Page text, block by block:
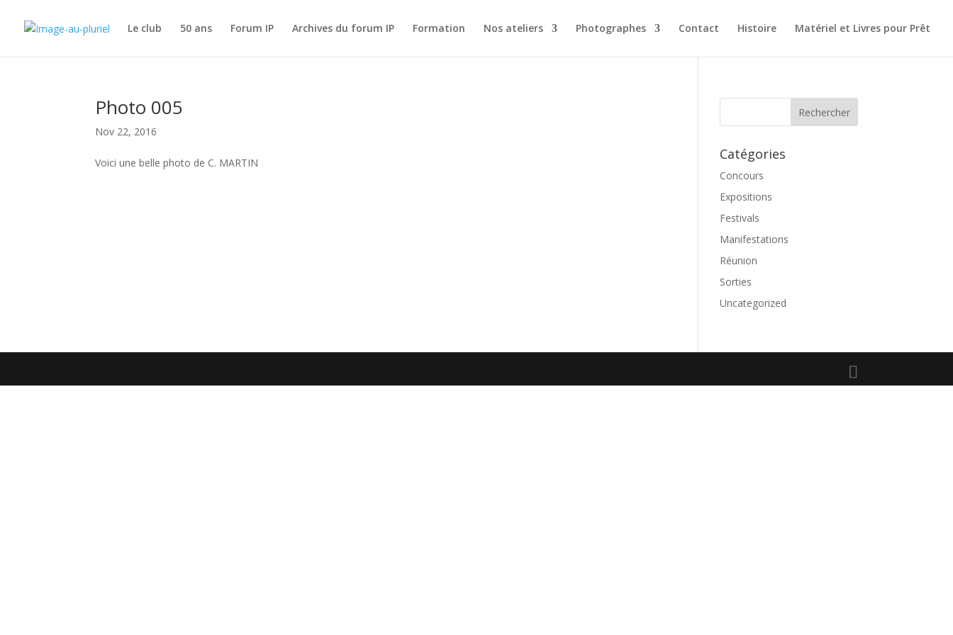
Le club 50 ans Forum IP Archives du forum IP Formation Nos ateliers Photographes Contact Histoire Matériel et Livres pour Prêt
Photo 005
Nov 22, 2016
Voici une belle photo de C. MARTIN
Catégories
Concours
Expositions
Festivals
Manifestations
Réunion
Sorties
Uncategorized